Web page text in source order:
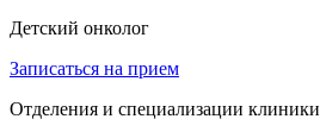
Детский онколог
Записаться на прием
Отделения и специализации клиники